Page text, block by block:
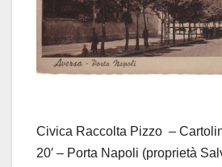
Civica Raccolta Pizzo –
20′ – Porta Napoli (proprietà